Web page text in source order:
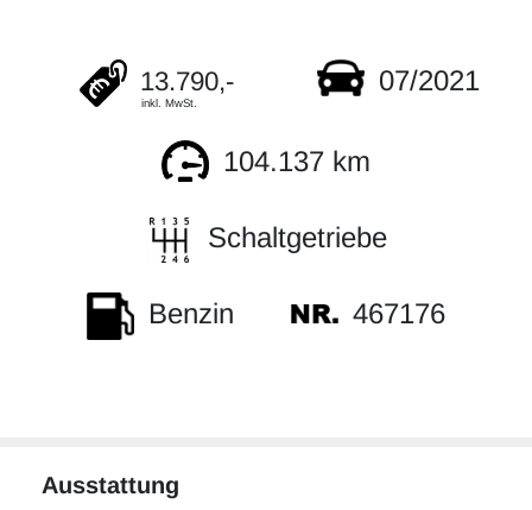
13.790,-
inkl. MwSt.
07/2021
104.137 km
Schaltgetriebe
Benzin 467176
Ausstattung